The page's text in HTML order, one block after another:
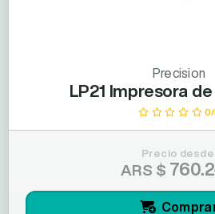
Precision
LP21 Impresora
0/
Precio
ARS $